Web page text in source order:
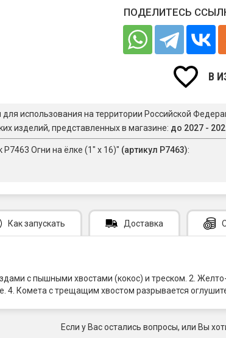
ПОДЕЛИТЕСЬ
В
использования на территории Российской
изделий, представленных в магазине: до 2027 -
Огни на ёлке (1" х 16)" (артикул Р7463):
Как запускать Доставка
с пышными хвостами (кокос) и треском. 2.
4. Комета с трещащим хвостом разрывается
Если у Вас остались вопросы, или Вы